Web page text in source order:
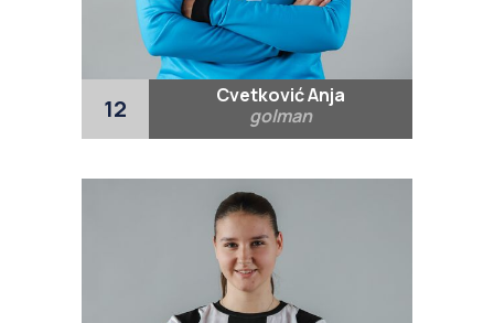
12
Cvetković Anja
golman